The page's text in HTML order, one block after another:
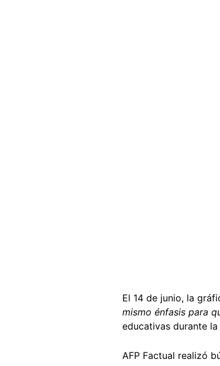
El 14 de junio, la
mismo énfasis para
educativas durante
AFP Factual realizó